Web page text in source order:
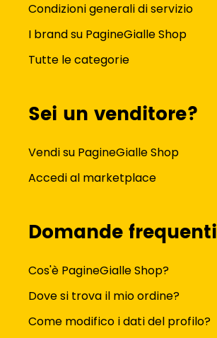
Condizioni generali di servizio
I brand su PagineGialle Shop
Tutte le categorie
Sei un venditore?
Vendi su PagineGialle Shop
Accedi al marketplace
Domande frequenti
Cos'è PagineGialle Shop?
Dove si trova il mio ordine?
Come modifico i dati del profilo?